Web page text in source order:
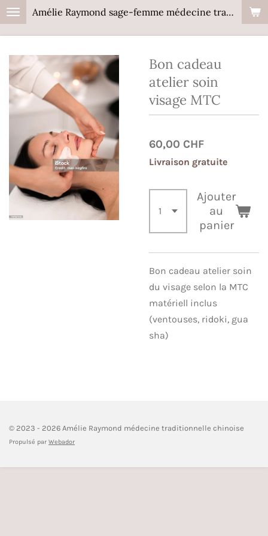
Passer
principal
Amélie Raymond sage-femme médecine traditionnelle chinoise-drainage lymphatique-soins énergétiques
Bon cadeau
atelier soin
visage MTC
60,00 CHF
Livraison gratuite
Ajouter
au
panier
Bon cadeau atelier soin
du visage selon la MTC
matériell inclus
(ventouses, ridoki, gua
sha)
© 2023 - 2026 Amélie Raymond médecine traditionnelle chinoise
Propulsé par Webador